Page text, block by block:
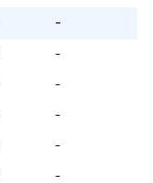
-
-
-
-
-
-